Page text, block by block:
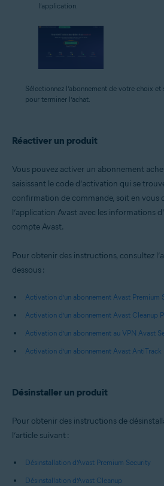
l’application.
Sélectionnez l’abonnement de votre choix et
pour terminer l’achat.
Réactiver un produit
Vous pouvez activer un abonnement
saisissant le code d’activation qui se
confirmation de commande, soit en vous
l’application Avast avec les informations
compte Avast.
Pour obtenir des instructions, consultez
dessous :
Activation d’un abonnement Avast Premium
Activation d’un abonnement Avast Cleanup
Activation d’un abonnement au VPN Avast
Activation d’un abonnement Avast AntiTrack
Désinstaller un produit
Pour obtenir des instructions de
l’article suivant :
Désinstallation d’Avast Premium Security
Désinstallation d’Avast Cleanup